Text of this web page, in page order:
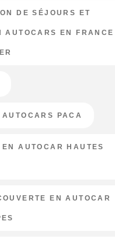
DE SÉJOURS ET
AUTOCARS EN FRANCE
PACA
AUTOCAR HAUTES
EN AUTOCAR